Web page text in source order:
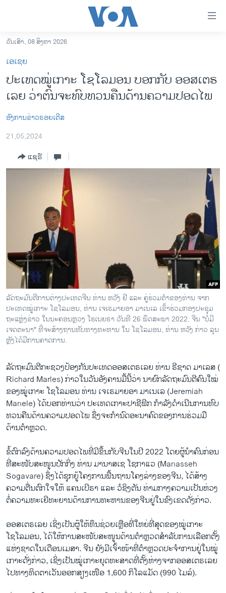
ເຂົ້າ
ຫາ
ຂ້າມ
ຂ້າມ
ຫາ
ຊອກ
ຄົ້ນ
ອາເມຣິກາ
ຂ່າວ​ຈີນ
ໂລກ
ເອເຊຍ
ອິດສະຫຼະພາບດ້ານການຂ່າວ
ຊຸມຊົນຊາວລາວ
ວິທະຍາສາດ-ເທັກໂນໂລຈີ
ທຸລະກິດ
ພາສາອັງກິດ
ວີດີໂອ
ສຽງ
ລາຍການກະຈາຍສຽງ
ລາຍງານ
ຕິດຕາມພວກເຮົາ ທີ່
ພາສາຕ່າງໆ
ວັນເສົາ, 08 ສິງຫາ 2026
ເອເຊຍ
ປະເທດໝູ່ເກາະ ໂຊໂລມອນ ບອກກັບ ອອສເຕຣ
ເລຍ ວ່າຕົນຈະທົບທວນຄືນດ້ານຄວາມປອດໄພ
ອົງການຂ່າວຣອຍເຕີສ
21,05,2024
ແຊຣ໌
ລັດຖະມົນຕີການຕ່າງປະເທດຈີນ ທ່ານ ຫວັງ ຢີ ແລະ ຄູ່ຮ່ວມຕຳຂອງທ່ານ ຈາກ
ປະເທດໝູ່ເກາະ ໂຊໂລມອນ, ທ່ານ ເຈເຣມາຍອາ ມາເນເລ ເຂົ້າຮ່ວມກອງປະຊຸມ
ຖະແຫຼ່ງຂ່າວ ໃນນະຄອນຫຼວງ ໂຮເນຍຣາ ວັນທີ 26 ພຶດສະພາ 2022. ຈີນ "ບໍ່ມີ
ເຈດຕະນາ" ທີ່ຈະສ້າງຖານທັບທາງທະຫານ ໃນ ໂຊໂລມອນ, ທ່ານ ຫວັງ ກ່າວ ລຸນ
ຫຼັງໄດ້ມີການຄາດການ.
ລັດຖະມົນຕີກະຊວງປ້ອງກັນປະເທດອອສເຕຣເລຍ ທ່ານ ຣີຊາດ ມາເລສ (
Richard Marles) ກ່າວໃນວັນອັງຄານມື້ນີ້ວ່າ ນາຍົກລັດຖະມົນຕີຄົນໃໝ່
ຂອງໝູ່ເກາະ ໂຊໂລມອນ ທ່ານ ເຈເຣມາຍອາ ມາເນເລ (Jeremiah
Manele) ໄດ້ບອກທ່ານວ່າ ປະເທດເກາະປາຊີຟິກ ກຳລັງດຳເນີນການທົບ
ທວນຄືນດ້ານຄວາມປອດໄພ ຊຶ່ງຈະກຳນົດອະນາຄົດຂອງການຮ່ວມມື
ດ້ານຕຳຫຼວດ.
ຂໍ້​ຕົກລົງ​ດ້ານ​ຄວາມ​ປອດ​ໄພ​ທີ່​ມີ​ຂຶ້ນ​ກັບ​ຈີນ​ໃນ​ປີ 2022 ​ໂດຍ​ຜູ້ນຳຄົນກ່ອນ
ທີ່ສະໜັບສະໜູນ​ປັກ​ກິ່ງ ທ່ານ ມານາສເຊ ໂຊກາແວ (Manasseh
Sogavare) ຊຶ່ງ​ໄດ້​ຊຸກຍູ້​ໂຄງການ​ພື້ນຖານ​ໂຄງ​ລ່າງ​ຂອງ​ຈີນ, ​ໄດ້​ສ້າງ​
ຄວາມຕື່ນ​ຕົກ​ໃຈໃຫ້ ແຄນ​ເບີ​ຣາ ​ແລະ ​ວໍ​ຊິງ​ຕັນ ທ່າມກາງ​ຄວາມ​ເປັນ​ຫ່ວງ​
ຕໍ່​ຄວາມ​ທະ​ເຍີທະ​ຍານ​ດ້ານ​ການ​ທະຫານ​ຂອງ​ຈີນຢູ່​ໃນ​ຂົງ​ເຂດດັ່ງກ່າວ.
ອອສເຕຣເລຍ ເຊິ່ງເປັນຜູ້ໃຫ້ທຶນຊ່ວຍເຫຼືອທີ່ໃຫຍ່ທີ່ສຸດຂອງໝູ່ເກາະ
ໂຊໂລມອນ, ໄດ້ໃຫ້ການສະໜັບສະໜູນດ້ານຕຳຫຼວດສຳລັບການເລືອກຕັ້ງ
ແຫ່ງຊາດໃນເດືອນເມສາ. ຈີນ​ ຍັງ​ມີ​ເຈົ້າໜ້າ​ທີ່​ຕຳ​ຫຼວດປະຈຳການ​ຢູ່​ໃນໝູ່​
ເກາະ​ດັ່ງ​ກ່າວ, ເຊິ່ງເປັນໝູ່ເກາະຍຸດທະສາດທີ່ຕັ້ງຫ່າງຈາກອອສເຕຣເລຍ
ໄປທາງທິດ​ຕາ​ເວັນ​ອອກ​ສຽງ​ເໜືອ​ 1,600 ກິ​ໂລ​ແມັດ (990 ໄມລ໌).